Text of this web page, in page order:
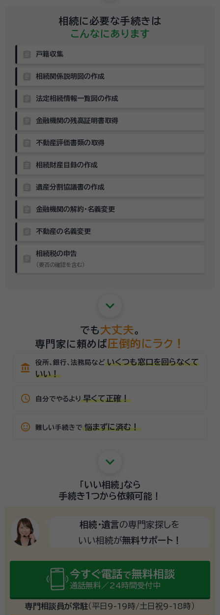
相続に必要な手続きは
こんなにあります
戸籍収集
相続関係説明図の作成
法定相続情報一覧図の作成
金融機関の残高証明書取得
不動産評価書類の取得
相続財産目録の作成
遺産分割協議書の作成
金融機関の解約・名義変更
不動産の名義変更
相続税の申告
（要否の確認を含む）
keyboard_arrow_down
でも 大丈夫。
専門家に頼めば圧倒的にラク！
account_balance 役所、銀行、法務局など いくつも窓口を回らなくて
いい！
schedule 自分でやるより 早くて正確！
sentiment_satisfied_alt 難しい手続きで 悩まずに済む！
keyboard_arrow_down
「いい相続」なら
手続き1つから依頼可能！
相続・遺言の専門家探しを
いい相続が無料サポート！
今すぐ電話で無料相談
通話無料／24時間受付中
専門相談員が常駐（平日9-19時/土日祝9-18時）